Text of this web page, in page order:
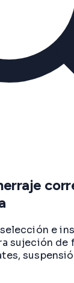
e
sujeción de